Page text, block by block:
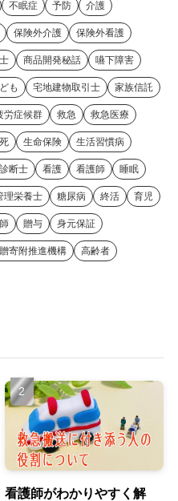
不眠症 予防 介護
保険外介護 保険外看護
商品開発秘話 嚥下障害
も 宅地建物取引士 家族信託
労症候群 救急 救急医療
生命保険 生活習慣病
断士 看護 看護師 睡眠
理栄養士 糖尿病 終活 育児
贈与 身元保証
寄附推進機構 高齢者
看護師がわかりやすく解